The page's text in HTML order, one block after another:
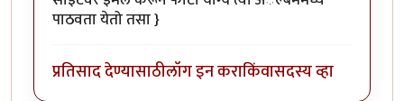
पाठवता येतो तसा }
प्रतिसाद देण्यासाठीलॉग इन कराकिंवासदस्य व्हा